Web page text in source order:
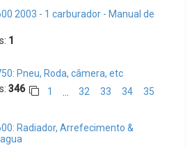
2003 - 1 carburador - Manual de
1
Pneu, Roda, câmera, etc
346 1 32 33 34 35
Radiador, Arrefecimento &